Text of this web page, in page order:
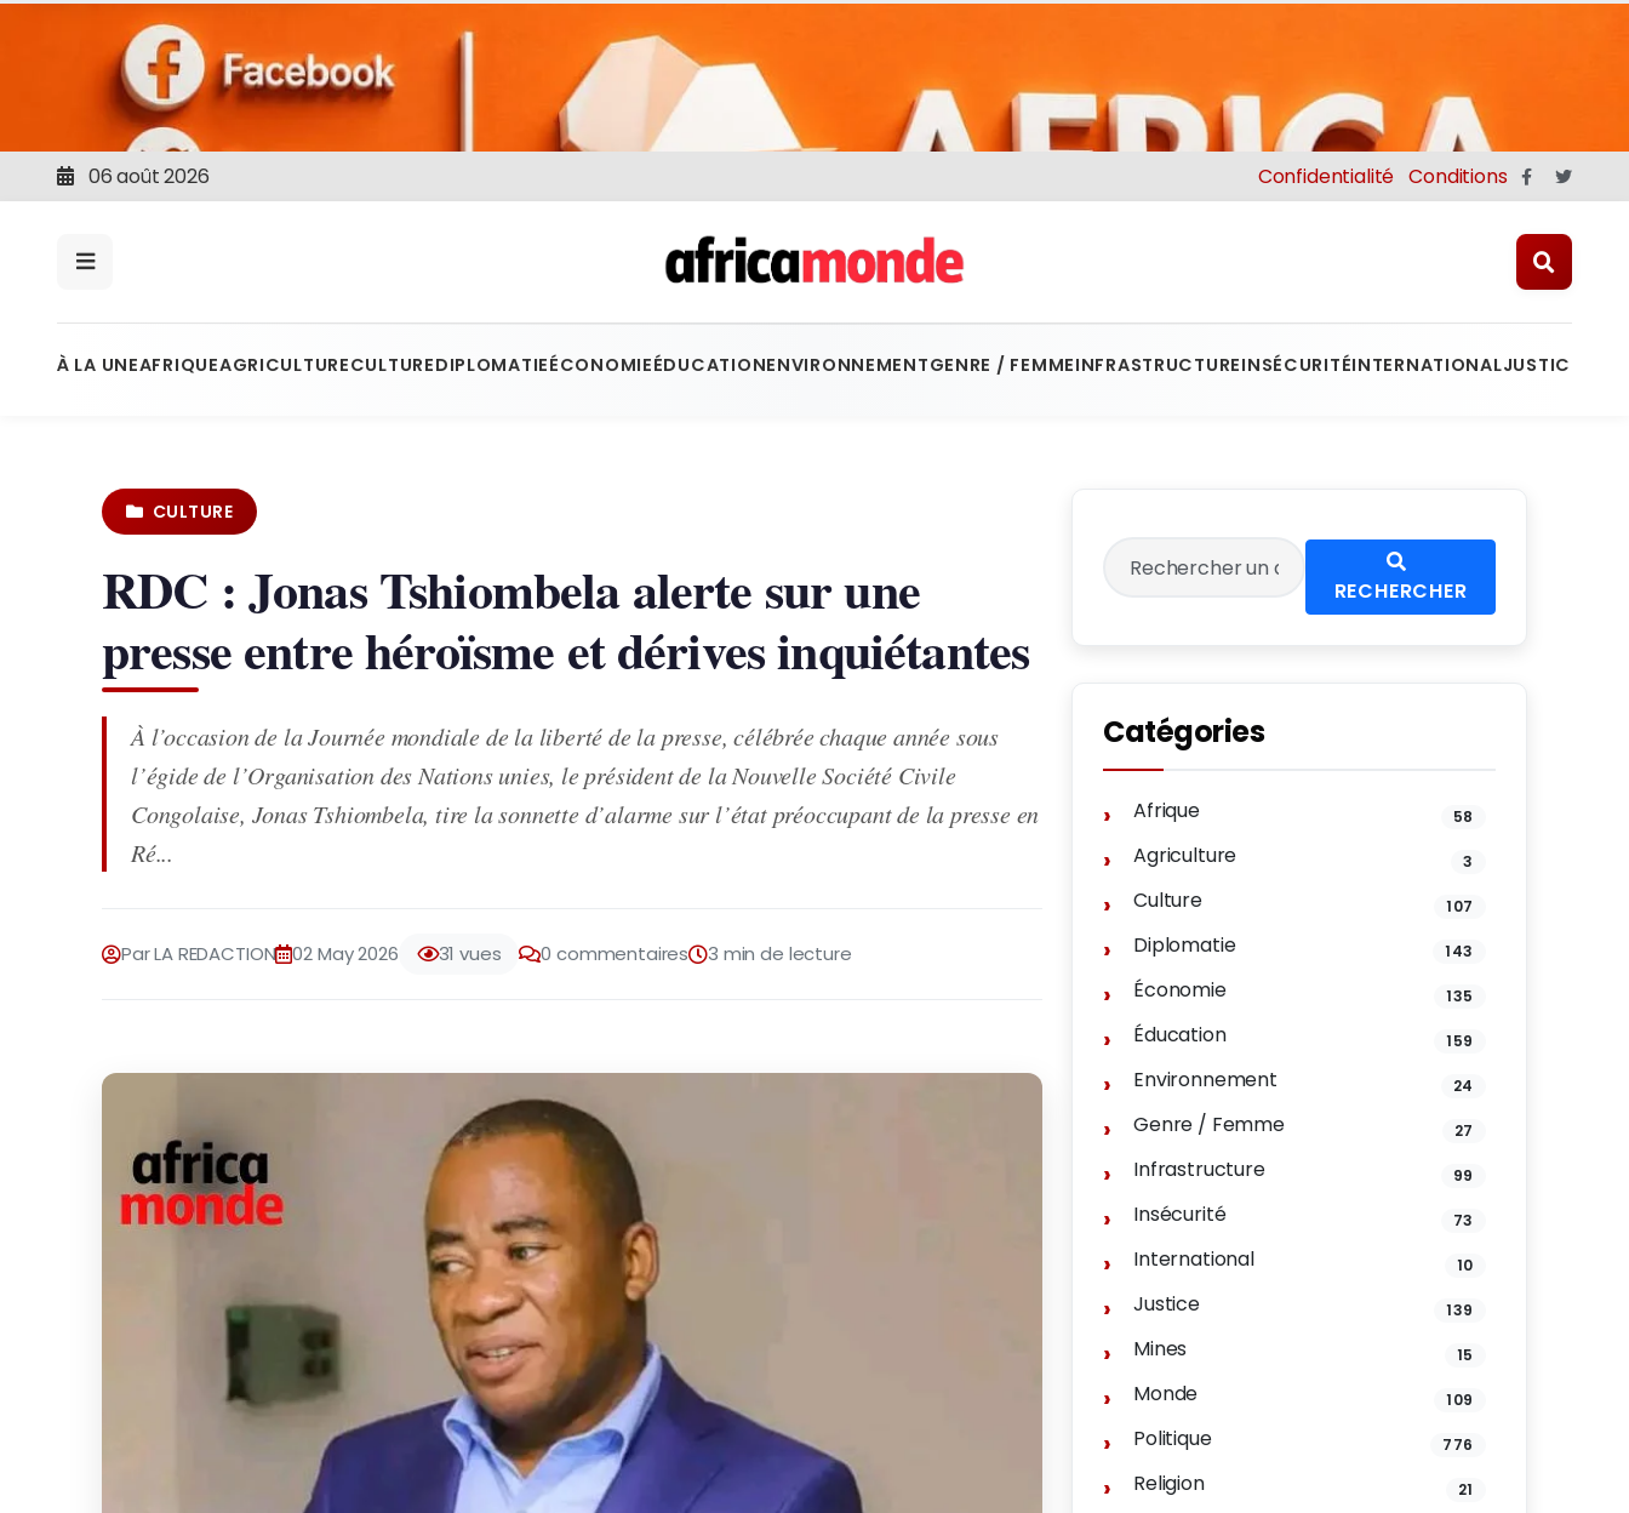
06 août 2026 Confidentialité Conditions
À LA UNEAFRIQUEAGRICULTURECULTUREDIPLOMATIEÉCONOMIEÉDUCATIONENVIRONNEMENTGENRE / FEMMEINFRASTRUCTUREINSÉCURITÉINTERNATIONALJUSTICE
CULTURE
RDC : Jonas Tshiombela alerte sur une
presse entre héroïsme et dérives inquiétantes
À l’occasion de la Journée mondiale de la liberté de la presse, célébrée chaque année sous
l’égide de l’Organisation des Nations unies, le président de la Nouvelle Société Civile
Congolaise, Jonas Tshiombela, tire la sonnette d’alarme sur l’état préoccupant de la presse en
Ré...
Par LA REDACTION 02 May 2026 31 vues 0 commentaires 3 min de lecture
RECHERCHER
Catégories
Afrique 58
Agriculture 3
Culture 107
Diplomatie 143
Économie 135
Éducation 159
Environnement 24
Genre / Femme 27
Infrastructure 99
Insécurité 73
International 10
Justice 139
Mines 15
Monde 109
Politique 776
Religion 21